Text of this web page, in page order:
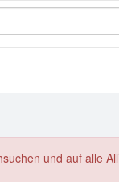
und auf alle